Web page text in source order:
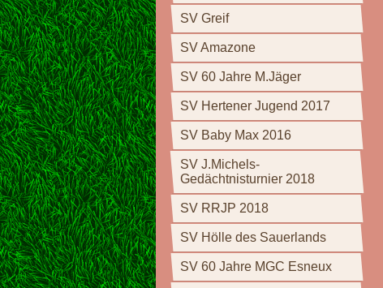
SV Greif
SV Amazone
SV 60 Jahre M.Jäger
SV Hertener Jugend 2017
SV Baby Max 2016
SV J.Michels-
Gedächtnisturnier 2018
SV RRJP 2018
SV Hölle des Sauerlands
SV 60 Jahre MGC Esneux